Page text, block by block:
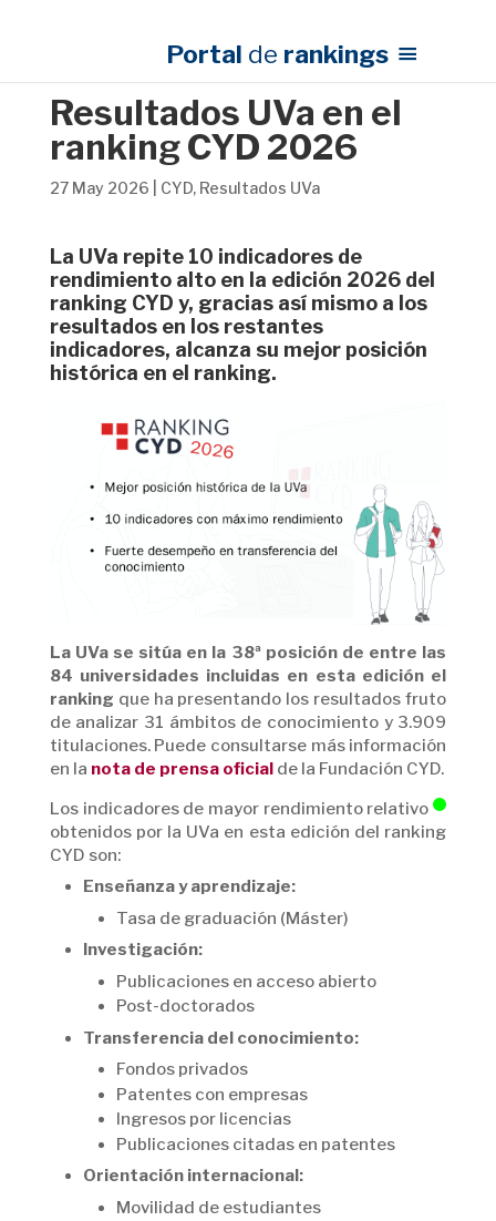
Portal de rankings
Resultados UVa en el
ranking CYD 2026
27 May 2026 CYD, Resultados UVa
La UVa repite 10 indicadores de
rendimiento alto en la edición 2026 del
ranking CYD y, gracias así mismo a los
resultados en los restantes
indicadores, alcanza su mejor posición
histórica en el ranking.
La UVa se sitúa en la 38ª posición de entre las
84 universidades incluidas en esta edición el
ranking que ha presentando los resultados fruto
de analizar 31 ámbitos de conocimiento y 3.909
titulaciones. Puede consultarse más información
en la nota de prensa oficialde la Fundación CYD.
Los indicadores de mayor rendimiento relativo
obtenidos por la UVa en esta edición del ranking
CYD son:
Enseñanza y aprendizaje:
Tasa de graduación (Máster)
Investigación:
Publicaciones en acceso abierto
Post-doctorados
Transferencia del conocimiento:
Fondos privados
Patentes con empresas
Ingresos por licencias
Publicaciones citadas en patentes
Orientación internacional:
Movilidad de estudiantes